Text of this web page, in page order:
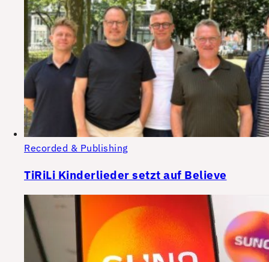
Recorded & Publishing
TiRiLi Kinderlieder setzt auf Believe